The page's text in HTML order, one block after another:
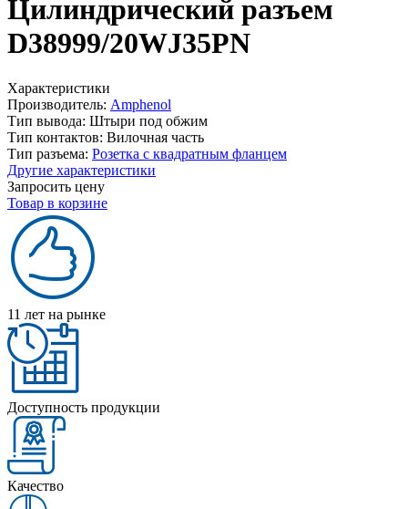
Цилиндрический разъем
D38999/20WJ35PN
Характеристики
Производитель: Amphenol
Тип вывода: Штыри под обжим
Тип контактов: Вилочная часть
Тип разъема: Розетка с квадратным фланцем
Другие характеристики
Запросить цену
Товар в корзине
11 лет на рынке
Доступность продукции
Качество